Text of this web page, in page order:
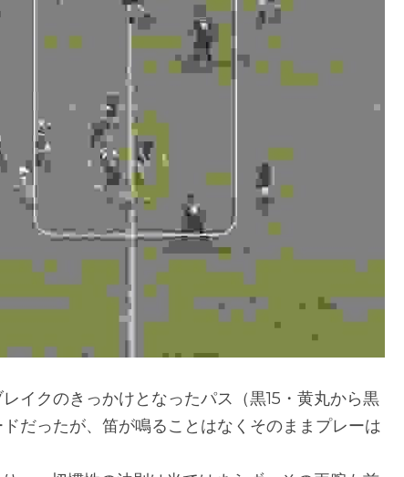
イクのきっかけとなったパス（黒15・黄丸から黒
だったが、笛が鳴ることはなくそのままプレーは